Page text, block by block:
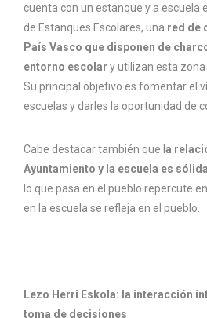
cuenta con un estanque y a escuela
de Estanques Escolares, una red de
País Vasco que disponen de
entorno escolar y utilizan esta
Su principal objetivo es fomentar el
escuelas y darles la oportunidad de
Cabe destacar también que l a
Ayuntamiento y la escuela es sólida
lo que pasa en el pueblo repercute
en la escuela se refleja en el pueblo.
Lezo Herri Eskola: la interacción
toma de decisiones